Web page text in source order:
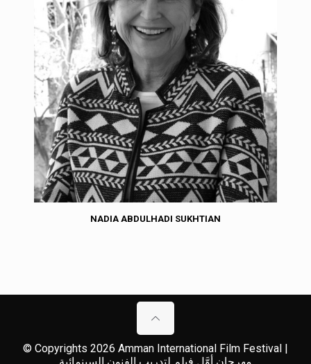
NADIA ABDULHADI SUKHTIAN
© Copyrights 2026 Amman International Film Festival |